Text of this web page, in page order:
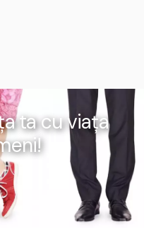
ta cu viața